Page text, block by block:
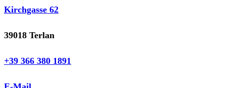
Kirchgasse 62
39018 Terlan
+39 366 380 1891